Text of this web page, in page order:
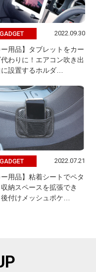
GADGET 2022.09.30
ー用品】タブレットをカー
わりに！エアコン吹き出
に設置するホルダ…
GADGET 2022.07.21
ー用品】粘着シートでペタ
収納スペースを拡張でき
付けメッシュポケ…